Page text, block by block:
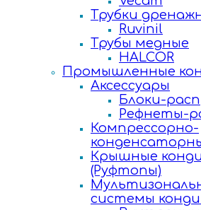
Трубки
Ruvinil
Трубы медные
HALCOR
Промышленные
Аксессуары
Блоки-
Рефнеты-
Компрессорно-
Крышные
(Руфтопы)
системы